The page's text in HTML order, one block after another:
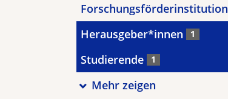
Forschungsförderinstitution
Herausgeber*innen 1
Studierende 1
Mehr zeigen